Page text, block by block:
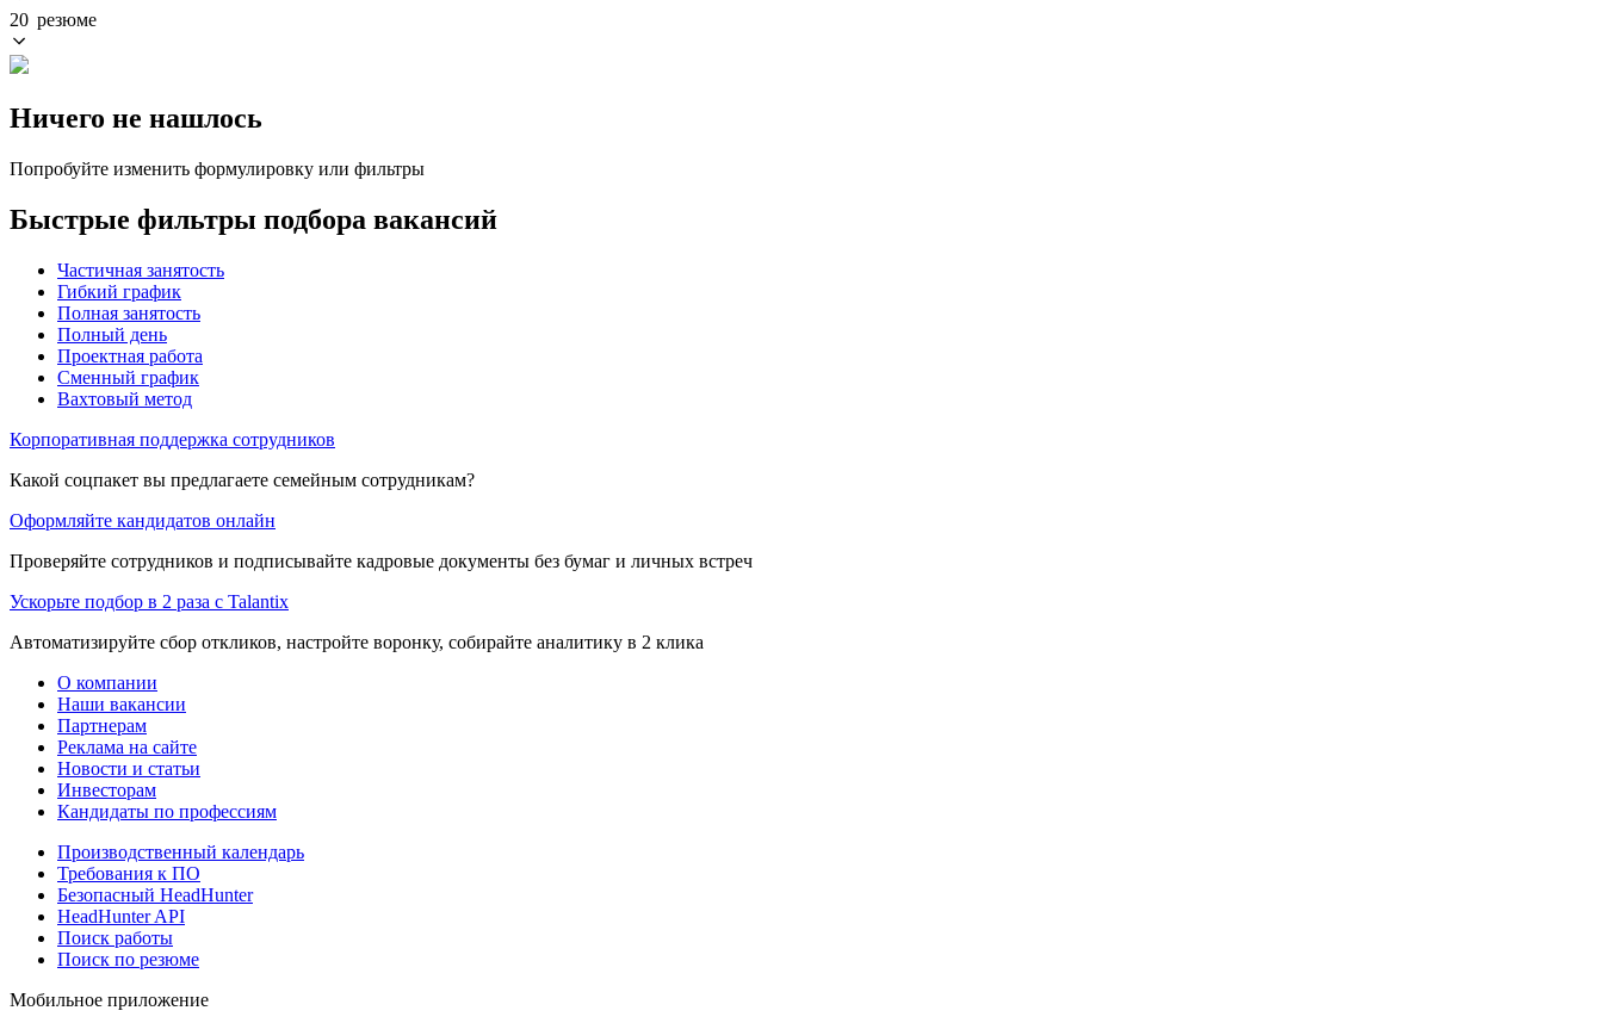
20 резюме
Ничего не нашлось
Попробуйте изменить формулировку или фильтры
Быстрые фильтры подбора вакансий
Частичная занятость
Гибкий график
Полная занятость
Полный день
Проектная работа
Сменный график
Вахтовый метод
Корпоративная поддержка сотрудников
Какой соцпакет вы предлагаете семейным сотрудникам?
Оформляйте кандидатов онлайн
Проверяйте сотрудников и подписывайте кадровые документы без бумаг и личных встреч
Ускорьте подбор в 2 раза с Talantix
Автоматизируйте сбор откликов, настройте воронку, собирайте аналитику в 2 клика
О компании
Наши вакансии
Партнерам
Реклама на сайте
Новости и статьи
Инвесторам
Кандидаты по профессиям
Производственный календарь
Требования к ПО
Безопасный HeadHunter
HeadHunter API
Поиск работы
Поиск по резюме
Мобильное приложение